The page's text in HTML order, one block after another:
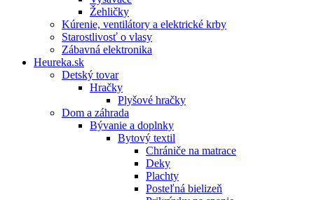
Žehličky
Kúrenie, ventilátory a elektrické krby
Starostlivosť o vlasy
Zábavná elektronika
Heureka.sk
Detský tovar
Hračky
Plyšové hračky
Dom a záhrada
Bývanie a doplnky
Bytový textil
Chrániče na matrace
Deky
Plachty
Posteľná bielizeň